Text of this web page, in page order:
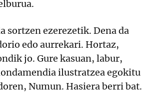
sortzen ezerezetik. Dena da
edo aurrekari. Hortaz,
jo. Gure kasuan, labur,
ilustratzea egokitu
Numun. Hasiera berri bat.